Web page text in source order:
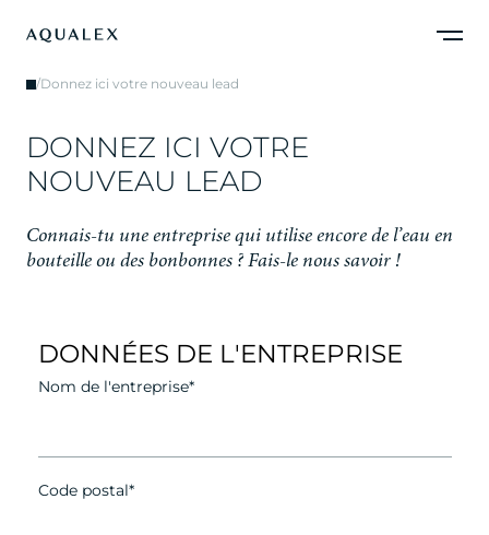
/Donnez ici votre nouveau lead
DONNEZ ICI VOTRE
NOUVEAU LEAD
Connais-tu une entreprise qui utilise encore de l’eau en
bouteille ou des bonbonnes ? Fais-le nous savoir !
DONNÉES DE L'ENTREPRISE
Nom de l'entreprise*
Code postal*